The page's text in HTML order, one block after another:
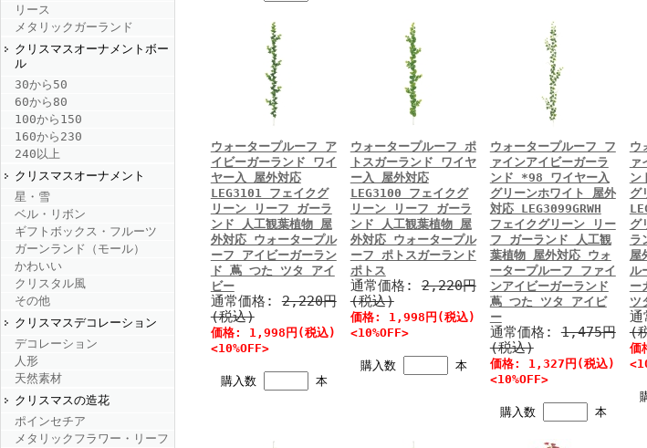
リース
メタリックガーランド
クリスマスオーナメントボー
ル
30から50
60から80
100から150
160から230
240以上
クリスマスオーナメント
星・雪
ベル・リボン
ギフトボックス・フルーツ
ガーンランド（モール）
かわいい
クリスタル風
その他
クリスマスデコレーション
デコレーション
人形
天然素材
クリスマスの造花
ポインセチア
メタリックフラワー・リーフ
ウォータープルーフ ア
イビーガーランド ワイ
ヤー入 屋外対応
LEG3101 フェイクグ
リーン リーフ ガーラ
ンド 人工観葉植物 屋
外対応 ウォータープル
ーフ アイビーガーラン
ド 蔦 つた ツタ アイ
ビー
通常価格:2,220円
(税込)
価格: 1,998円(税込)
<10%OFF>
購入数 本
ウォータープルーフ ポ
トスガーランド ワイヤ
ー入 屋外対応
LEG3100 フェイクグ
リーン リーフ ガーラ
ンド 人工観葉植物 屋
外対応 ウォータープル
ーフ ポトスガーランド
ポトス
通常価格:2,220円
(税込)
価格: 1,998円(税込)
<10%OFF>
購入数 本
ウォータープルーフ フ
ァインアイビーガーラ
ンド *98 ワイヤー入
グリーンホワイト 屋外
対応 LEG3099GRWH
フェイクグリーン リー
フ ガーランド 人工観
葉植物 屋外対応 ウォ
ータープルーフ ファイ
ンアイビーガーランド
蔦 つた ツタ アイビ
ー
通常価格:1,475円
(税込)
価格: 1,327円(税込)
<10%OFF>
購入数 本
ウ
ァ
ン
グ
グ
ラ
屋
ル
ー
ツ
(
価